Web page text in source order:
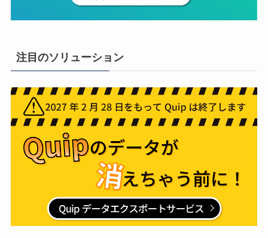
注目のソリューション